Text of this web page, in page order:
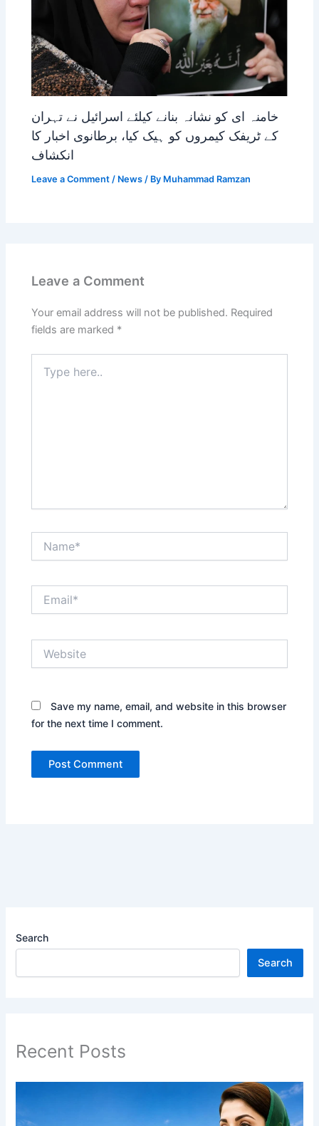
خامنہ ای کو نشانہ بنانے کیلئے اسرائیل نے تہران
کے ٹریفک کیمروں کو ہیک کیا، برطانوی اخبار کا
انکشاف
Leave a Comment / News / By Muhammad Ramzan
Leave a Comment
Your email address will not be published. Required
fields are marked *
here..
Save my name, email, and website in this browser
for the next time I comment.
Search
Search
Recent Posts